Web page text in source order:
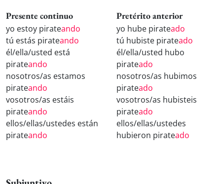
Presente continuo
yo estoy pirateando
tú estás pirateando
él/ella/usted está
pirateando
nosotros/as estamos
pirateando
vosotros/as estáis
pirateando
ellos/ellas/ustedes están
pirateando
Pretérito anterior
yo hube pirateado
tú hubiste pirateado
él/ella/usted hubo
pirateado
nosotros/as hubimos
pirateado
vosotros/as hubisteis
pirateado
ellos/ellas/ustedes
hubieron pirateado